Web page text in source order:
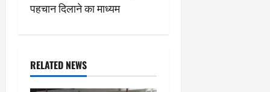
a
i
पहचान दिलाने का माध्यम
RELATED NEWS